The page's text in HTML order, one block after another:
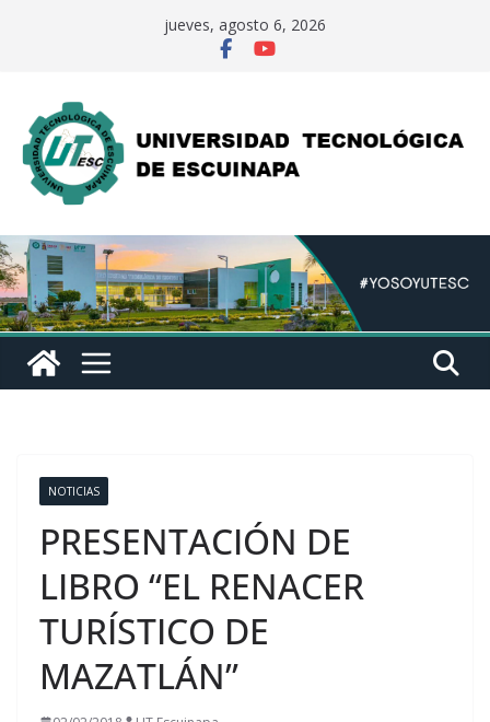
jueves, agosto 6, 2026
NOTICIAS
PRESENTACIÓN DE
LIBRO “EL RENACER
TURÍSTICO DE
MAZATLÁN”